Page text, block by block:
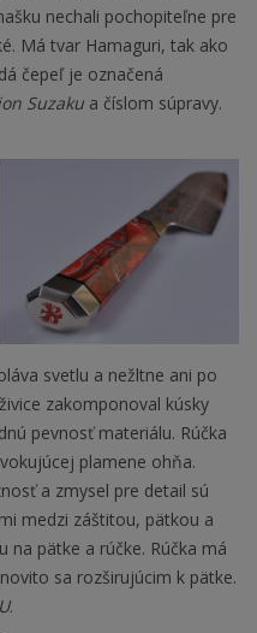
nechali pochopiteľne pre
Má tvar Hamaguri, tak ako
čepeľ je označená
Suzaku a číslom súpravy.
svetlu a nežltne ani po
zakomponoval kúsky
pevnosť materiálu. Rúčka
plamene ohňa.
a zmysel pre detail sú
medzi záštitou, pätkou a
na pätke a rúčke. Rúčka má
sa rozširujúcim k pätke.
.